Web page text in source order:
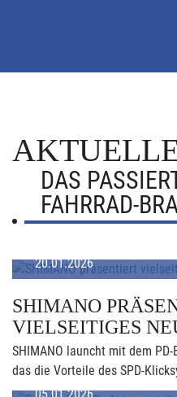
DAS
FAHRRAD-
20.01.2026
SHIMANO
VIELSEITIGES
SHIMANO launcht mit dem
das die Vorteile des SPD-